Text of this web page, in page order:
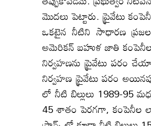
మొదలు పెట్టారు. ప్రైవేటు
ఒకటైన నీటిని సాధారణ
అమెరికన్ బహుళ జాతి
నిర్వహణను ప్రైవేటు పరం
నిర్వహణ ప్రైవేటు పరం
లో నీటి బిల్లులు 1989-95
45 శాతం పెరగగా,